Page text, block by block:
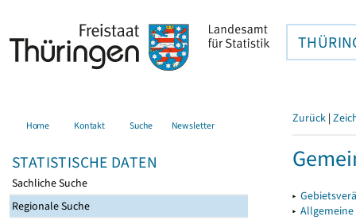
Home Kontakt Suche Newsletter
STATISTISCHE DATEN
Sachliche Suche
Regionale Suche
Zurück |
▸
▸